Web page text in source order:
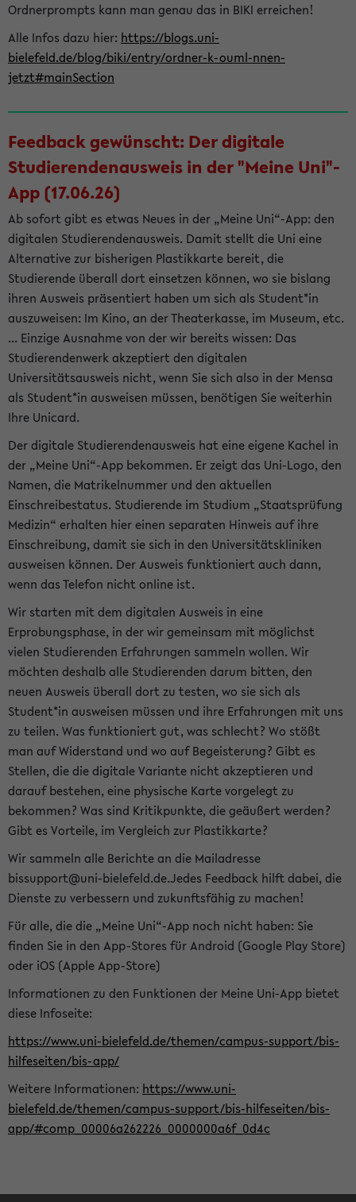
Ordnerprompts kann man genau das in BIKI erreichen!
Alle Infos dazu hier: https://blogs.uni-
bielefeld.de/blog/biki/entry/ordner-k-ouml-nnen-
jetzt#mainSection
Feedback gewünscht: Der digitale
Studierendenausweis in der "Meine Uni"-
App (17.06.26)
Ab sofort gibt es etwas Neues in der „Meine Uni“-App: den
digitalen Studierendenausweis. Damit stellt die Uni eine
Alternative zur bisherigen Plastikkarte bereit, die
Studierende überall dort einsetzen können, wo sie bislang
ihren Ausweis präsentiert haben um sich als Student*in
auszuweisen: Im Kino, an der Theaterkasse, im Museum, etc.
... Einzige Ausnahme von der wir bereits wissen: Das
Studierendenwerk akzeptiert den digitalen
Universitätsausweis nicht, wenn Sie sich also in der Mensa
als Student*in ausweisen müssen, benötigen Sie weiterhin
Ihre Unicard.
Der digitale Studierendenausweis hat eine eigene Kachel in
der „Meine Uni“-App bekommen. Er zeigt das Uni-Logo, den
Namen, die Matrikelnummer und den aktuellen
Einschreibestatus. Studierende im Studium „Staatsprüfung
Medizin“ erhalten hier einen separaten Hinweis auf ihre
Einschreibung, damit sie sich in den Universitätskliniken
ausweisen können. Der Ausweis funktioniert auch dann,
wenn das Telefon nicht online ist.
Wir starten mit dem digitalen Ausweis in eine
Erprobungsphase, in der wir gemeinsam mit möglichst
vielen Studierenden Erfahrungen sammeln wollen. Wir
möchten deshalb alle Studierenden darum bitten, den
neuen Ausweis überall dort zu testen, wo sie sich als
Student*in ausweisen müssen und ihre Erfahrungen mit uns
zu teilen. Was funktioniert gut, was schlecht? Wo stößt
man auf Widerstand und wo auf Begeisterung? Gibt es
Stellen, die die digitale Variante nicht akzeptieren und
darauf bestehen, eine physische Karte vorgelegt zu
bekommen? Was sind Kritikpunkte, die geäußert werden?
Gibt es Vorteile, im Vergleich zur Plastikkarte?
Wir sammeln alle Berichte an die Mailadresse
bissupport@uni-bielefeld.de.Jedes Feedback hilft dabei, die
Dienste zu verbessern und zukunftsfähig zu machen!
Für alle, die die „Meine Uni“-App noch nicht haben: Sie
finden Sie in den App-Stores für Android (Google Play Store)
oder iOS (Apple App-Store)
Informationen zu den Funktionen der Meine Uni-App bietet
diese Infoseite:
https://www.uni-bielefeld.de/themen/campus-support/bis-
hilfeseiten/bis-app/
Weitere Informationen: https://www.uni-
bielefeld.de/themen/campus-support/bis-hilfeseiten/bis-
app/#comp_00006a262226_0000000a6f_0d4c